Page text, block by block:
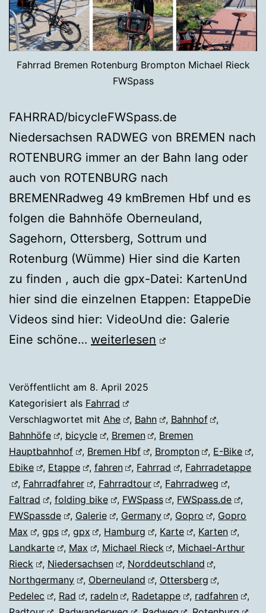
Fahrrad Bremen Rotenburg Brompton Michael Rieck
FWSpass
FAHRRAD/bicycleFWSpass.de
Niedersachsen RADWEG von BREMEN nach
ROTENBURG immer an der Bahn lang oder
auch von ROTENBURG nach
BREMENRadweg 49 kmBremen Hbf und es
folgen die Bahnhöfe Oberneuland,
Sagehorn, Ottersberg, Sottrum und
Rotenburg (Wümme) Hier sind die Karten
zu finden , auch die gpx-Datei: KartenUnd
hier sind die einzelnen Etappen: EtappeDie
Videos sind hier: VideoUnd die: Galerie
Eine schöne… Fahrrad
ROTENBURG
an
der
Bahn
lang
weiterlesen
Veröffentlicht am 8. April 2025
Kategorisiert als Fahrrad
Verschlagwortet mit Ahe , Bahn , Bahnhof
,
Bahnhöfe
, bicycle , Bremen , Bremen
Hauptbahnhof
, Bremen Hbf , Brompton , E-Bike
,
Ebike
, Etappe , fahren , Fahrrad , Fahrradetappe
, Fahrradfahrer , Fahrradtour , Fahrradweg
,
Faltrad
, folding bike , FWSpass , FWSpass.de
,
FWSpassde
, Galerie , Germany , Gopro , Gopro
Max
, gps , gpx , Hamburg , Karte , Karten
,
Landkarte
, Max , Michael Rieck , Michael-Arthur
Rieck
, Niedersachsen , Norddeutschland
,
Northgermany
, Oberneuland , Ottersberg
,
Pedelec
, Rad , radeln , Radetappe , radfahren
,